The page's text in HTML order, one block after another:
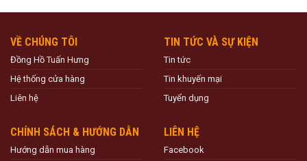
VỀ CHÚNG TÔI
Đồng Hồ Tuấn Hưng
Hệ thống cửa hàng
Liên hệ
TIN TỨC VÀ SỰ KIỆN
Tin tức
Tin khuyến mại
Tuyển dụng
CHÍNH SÁCH & HƯỚNG DẪN
Hướng dẫn mua hàng
LIÊN HỆ
Facebook